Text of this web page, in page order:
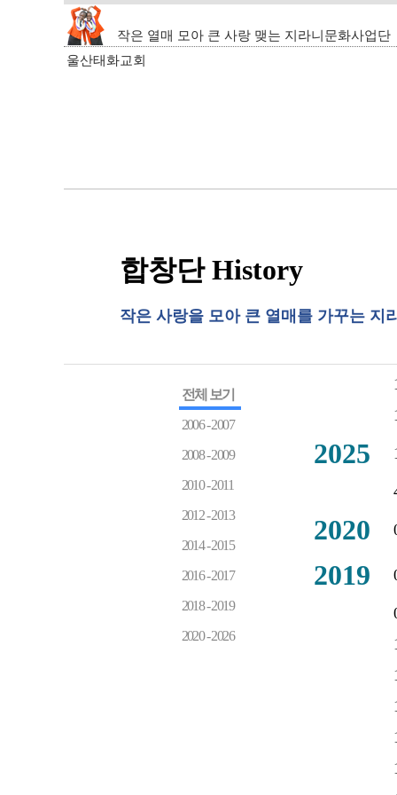
작은 열매 모아 큰 사랑 맺는 지라니문화사업단
울산태화교회
합창단 History
작은 사랑을 모아 큰 열매를 가꾸는 지
전체 보기
2006 - 2007
2008 - 2009
2010 - 2011
2012 - 2013
2014 - 2015
2016 - 2017
2018 - 2019
2020 - 2026
2025
2020
2019